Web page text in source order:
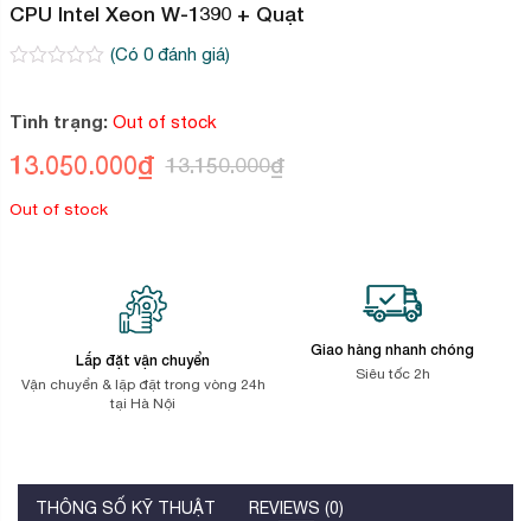
CPU Intel Xeon W-1390 + Quạt
5
trên
đánh
(Có 0đánh giá)
Tình trạng: Out of stock
13.150.000₫
13.050.000₫
Out of stock
Lắp đặt vận chuyển
Vận chuyển & lặp đặt trong vòng 24h
tại Hà Nội
Giao hàng nhanh chóng
Siêu tốc 2h
THÔNG SỐ KỸ THUẬT REVIEWS (0)